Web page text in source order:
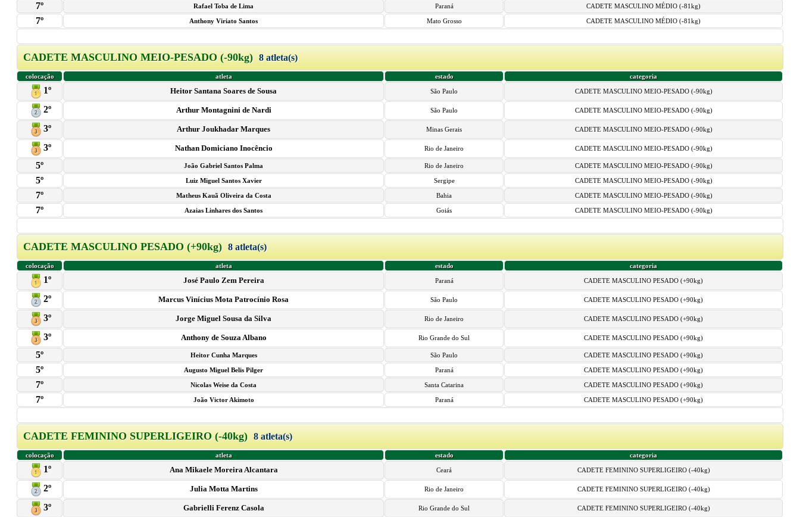
7º Rafael Toba de Lima Paraná CADETE MASCULINO MÉDIO (-81kg)
7º Anthony Viriato Santos Mato Grosso CADETE MASCULINO MÉDIO (-81kg)
CADETE MASCULINO MEIO-PESADO (-90kg)8 atleta(s)
colocação atleta estado categoria
1º Heitor Santana Soares de Sousa São Paulo CADETE MASCULINO MEIO-PESADO (-90kg)
2º Arthur Montagnini de Nardi São Paulo CADETE MASCULINO MEIO-PESADO (-90kg)
3º Arthur Joukhadar Marques Minas Gerais CADETE MASCULINO MEIO-PESADO (-90kg)
3º Nathan Domiciano Inocêncio Rio de Janeiro CADETE MASCULINO MEIO-PESADO (-90kg)
5º João Gabriel Santos Palma Rio de Janeiro CADETE MASCULINO MEIO-PESADO (-90kg)
5º Luiz Miguel Santos Xavier Sergipe CADETE MASCULINO MEIO-PESADO (-90kg)
7º Matheus Kauã Oliveira da Costa Bahia CADETE MASCULINO MEIO-PESADO (-90kg)
7º Azaias Linhares dos Santos Goiás CADETE MASCULINO MEIO-PESADO (-90kg)
CADETE MASCULINO PESADO (+90kg)8 atleta(s)
colocação atleta estado categoria
1º José Paulo Zem Pereira Paraná CADETE MASCULINO PESADO (+90kg)
2º Marcus Vinícius Mota Patrocínio Rosa São Paulo CADETE MASCULINO PESADO (+90kg)
3º Jorge Miguel Sousa da Silva Rio de Janeiro CADETE MASCULINO PESADO (+90kg)
3º Anthony de Souza Albano Rio Grande do Sul CADETE MASCULINO PESADO (+90kg)
5º Heitor Cunha Marques São Paulo CADETE MASCULINO PESADO (+90kg)
5º Augusto Miguel Belis Pilger Paraná CADETE MASCULINO PESADO (+90kg)
7º Nicolas Weise da Costa Santa Catarina CADETE MASCULINO PESADO (+90kg)
7º João Victor Akimoto Paraná CADETE MASCULINO PESADO (+90kg)
CADETE FEMININO SUPERLIGEIRO (-40kg)8 atleta(s)
colocação atleta estado categoria
1º Ana Mikaele Moreira Alcantara Ceará CADETE FEMININO SUPERLIGEIRO (-40kg)
2º Julia Motta Martins Rio de Janeiro CADETE FEMININO SUPERLIGEIRO (-40kg)
3º Gabrielli Ferenz Casola Rio Grande do Sul CADETE FEMININO SUPERLIGEIRO (-40kg)